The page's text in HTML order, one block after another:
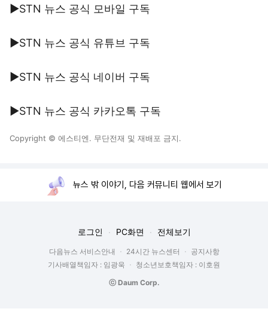
▶STN 뉴스 공식 모바일 구독
▶STN 뉴스 공식 유튜브 구독
▶STN 뉴스 공식 네이버 구독
▶STN 뉴스 공식 카카오톡 구독
Copyright © 에스티엔. 무단전재 및 재배포 금지.
뉴스 밖 이야기, 다음 커뮤니티 웹에서 보기
로그인 PC화면 전체보기
다음뉴스 서비스안내 24시간 뉴스센터
공지사항
기사배열책임자 : 임광욱
청소년보호책임자 : 이호원
ⓒ Daum Corp.